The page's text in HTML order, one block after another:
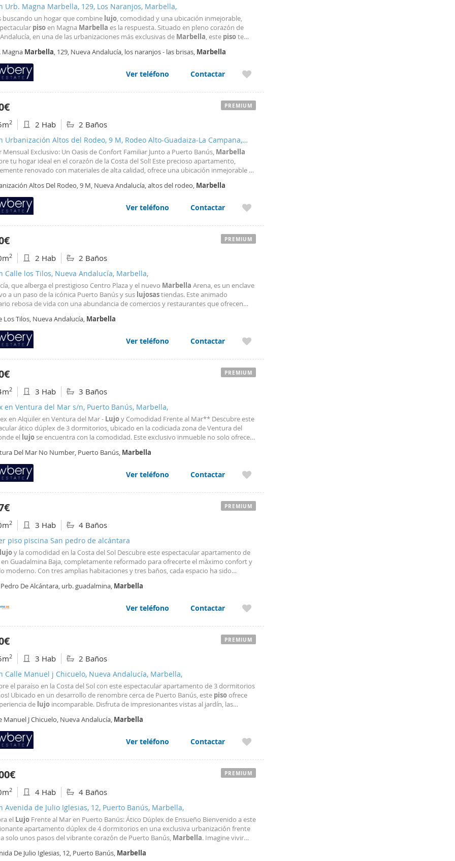
Urb. Magna Marbella, 129, Los Naranjos, Marbella,
buscando un hogar que combine lujo, comodidad y una ubicación inmejorable,
pisoen Magna Marbella es la respuesta. Situado en pleno corazón de
en una de las urbanizaciones más exclusivas de Marbella, este pisote
de primera y un entorno privilegiado. Este
Magna Marbella, 129, Nueva Andalucía, los naranjos - las brisas, Marbella
Ver teléfono Contactar
2 2 Hab 2 Baños
Urbanización Altos del Rodeo, 9 M, Rodeo Alto-Guadaiza-La Campana,
Mensual Exclusivo: Un Oasis de Confort Familiar Junto a Puerto Banús, Marbella
tu hogar ideal en el corazón de la Costa del Sol! Este precioso apartamento,
renovado con materiales de alta calidad, ofrece una ubicación inmejorable a
de un estilo de vida excepcional
Altos Del Rodeo, 9 M, Nueva Andalucía, altos del rodeo, Marbella
Ver teléfono Contactar
PREMIUM
2 2 Hab 2 Baños
Calle los Tilos, Nueva Andalucía, Marbella,
que alberga el prestigioso Centro Plaza y el nuevo Marbella Arena, es un enclave
a un paso de la icónica Puerto Banús y sus lujosastiendas. Este animado
rebosa de vida con una abundancia de comercios y restaurantes que ofrecen
el entorno de Nueva Andalucía
Los Tilos, Nueva Andalucía, Marbella
Ver teléfono Contactar
PREMIUM
2 3 Hab 3 Baños
en Ventura del Mar s/n, Puerto Banús, Marbella,
en Alquiler en Ventura del Mar - Lujoy Comodidad Frente al Mar** Descubre este
ático dúplex de 3 dormitorios, ubicado en la codiciada zona de Ventura del
el lujose encuentra con la comodidad. Este exclusivo inmueble no solo ofrece
seguridad las 24 horas y un servicio
Del Mar No Number, Puerto Banús, Marbella
Ver teléfono Contactar
PREMIUM
2 3 Hab 4 Baños
piso piscina San pedro de alcántara
lujoy la comodidad en la Costa del Sol Descubre este espectacular apartamento de
en Guadalmina Baja, completamente reformado para ofrecerte el máximo confort y
moderno. Con tres amplias habitaciones y tres baños, cada espacio ha sido
urbanización con exuberantes jardines
De Alcántara, urb. guadalmina, Marbella
Ver teléfono Contactar
PREMIUM
2 3 Hab 2 Baños
Calle Manuel j Chicuelo, Nueva Andalucía, Marbella,
el paraíso en la Costa del Sol con este espectacular apartamento de 3 dormitorios
Ubicado en un desarrollo de renombre cerca de Puerto Banús, este pisoofrece
de lujo incomparable. Disfruta de impresionantes vistas al jardín, las
al aire libre, amplios
Manuel J Chicuelo, Nueva Andalucía, Marbella
Ver teléfono Contactar
PREMIUM
2 4 Hab 4 Baños
Avenida de Julio Iglesias, 12, Puerto Banús, Marbella,
el Lujo Frente al Mar en Puerto Banús: Ático Dúplex de Ensueño Bienvenido a este
apartamento dúplex de 4 dormitorios en una exclusiva urbanización frente
solo unos pasos del vibrante corazón de Puerto Banús, Marbella. Imagine vivir
La zona de Puerto Banús yMarbella
De Julio Iglesias, 12, Puerto Banús, Marbella
PREMIUM